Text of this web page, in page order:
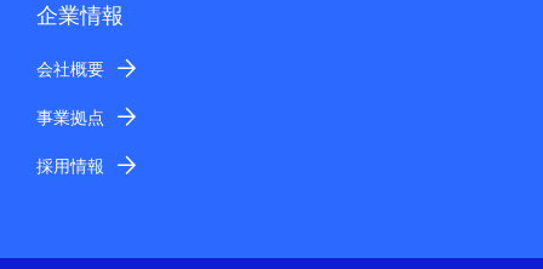
企業情報
会社概要
事業拠点
採用情報